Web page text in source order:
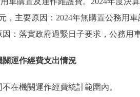
，主要原因：2024年無購置公務用
因：落實政府過緊日子要求，公務用
關運作經費支出情況
在機關運作經費統計範圍內。